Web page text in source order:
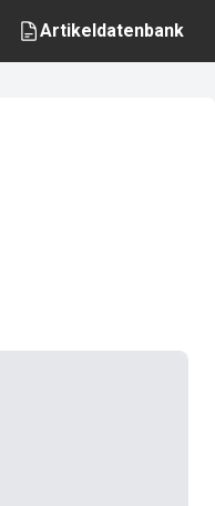
Artikeldatenbank